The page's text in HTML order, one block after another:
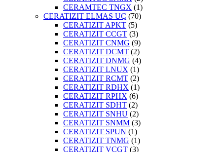
CERAMTEC TNGX (1)
CERATIZIT ELMAS UÇ (70)
CERATIZIT APKT (5)
CERATIZIT CCGT (3)
CERATIZIT CNMG (9)
CERATIZIT DCMT (2)
CERATIZIT DNMG (4)
CERATIZIT LNUX (1)
CERATIZIT RCMT (2)
CERATIZIT RDHX (1)
CERATIZIT RPHX (6)
CERATIZIT SDHT (2)
CERATIZIT SNHU (2)
CERATIZIT SNMM (3)
CERATIZIT SPUN (1)
CERATIZIT TNMG (1)
CERATIZIT VCGT (3)